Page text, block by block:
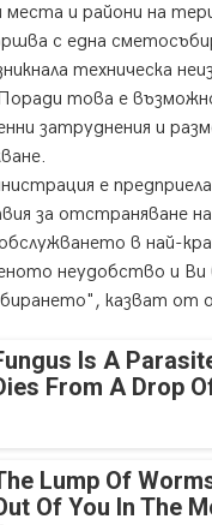
места и райони на
с една
техническа
това е
затруднения и
е предприела
за отстраняване
в най-
неудобство и Ви
казват от
Is A
From A Drop
Lump Of
Of You In The